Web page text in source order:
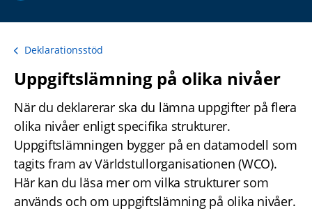
Deklarationsstöd
Uppgiftslämning på olika nivåer
När du deklarerar ska du lämna uppgifter på flera
olika nivåer enligt specifika strukturer.
Uppgiftslämningen bygger på en datamodell som
tagits fram av Världstullorganisationen (WCO).
Här kan du läsa mer om vilka strukturer som
används och om uppgiftslämning på olika nivåer.